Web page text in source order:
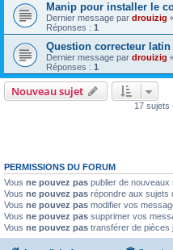
Manip pour installer le
Dernier message par drouizig
Réponses : 1
Question correcteur latin
Dernier message par drouizig
Réponses : 1
Nouveau sujet
17 sujets
PERMISSIONS DU FORUM
Vous ne pouvez pas publier de
Vous ne pouvez pas répondre aux sujets
Vous ne pouvez pas modifier vos
Vous ne pouvez pas supprimer vos
Vous ne pouvez pas transférer de pièces